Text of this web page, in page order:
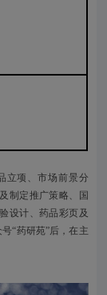
立项、市场前景分
制定推广策略、国
设计、药品彩页及
“药研苑”后，在主